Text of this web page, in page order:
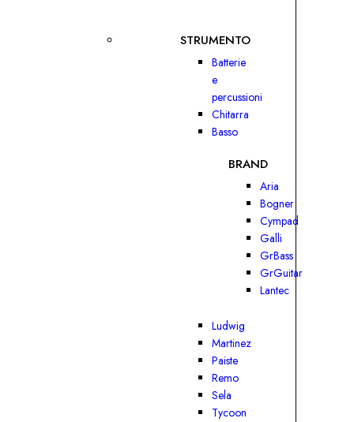
STRUMENTO
Batterie
e
percussioni
Chitarra
Basso
BRAND
Aria
Bogner
Cympad
Galli
GrBass
GrGuitar
Lantec
Ludwig
Martinez
Paiste
Remo
Sela
Tycoon